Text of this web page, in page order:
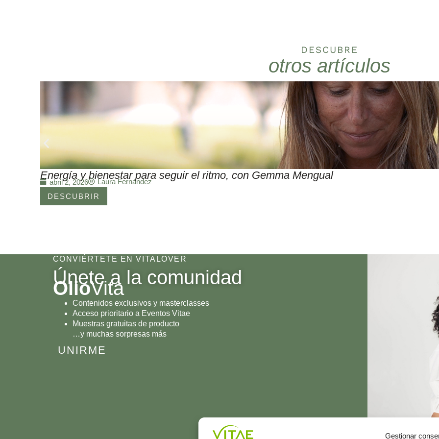
Gestionar
DESCUBRE
otros artículos
Energía y bienestar para seguir el ritmo, con Gemma Mengual
abril 2, 2026
Laura Fernández
DESCUBRIR
CONVIÉRTETE EN VITALOVER
Únete a la comunidad
OlioVita
Contenidos exclusivos y masterclasses
Acceso prioritario a Eventos Vitae
Muestras gratuitas de producto
…y muchas sorpresas más
UNIRME